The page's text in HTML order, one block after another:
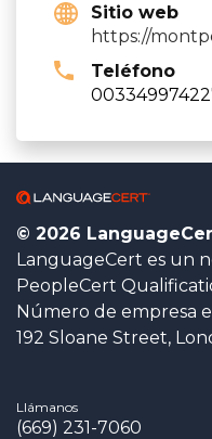
Sitio web
https://
Teléfono
© 2026
LanguageCert es un
PeopleCert
Número de empresa
192 Sloane Street,
Llámanos
(669) 231-7060